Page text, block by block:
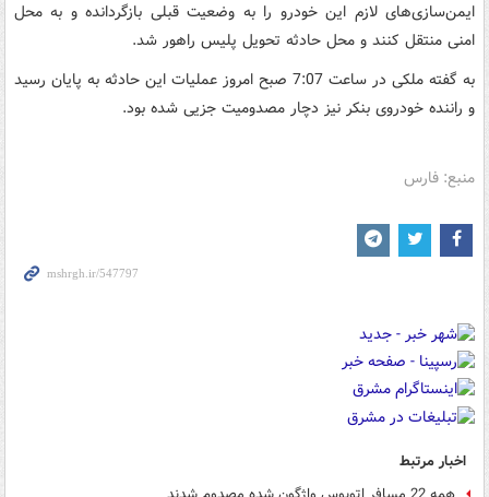
ایمن‌سازی‌های لازم این خودرو را به وضعیت قبلی بازگردانده و به محل
امنی منتقل کنند و محل حادثه تحویل پلیس راهور شد.
به گفته ملکی در ساعت 7:07 صبح امروز عملیات این حادثه به پایان رسید
و راننده خودروی بنکر نیز دچار مصدومیت جزیی شده بود.
منبع: فارس
اخبار مرتبط